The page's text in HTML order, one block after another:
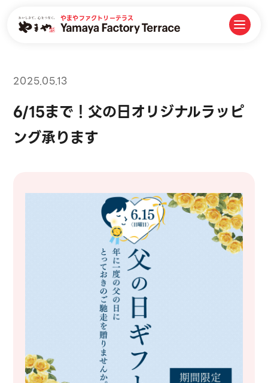
やまやファクトリーテラス
2025.05.13
6/15まで！父の日オリジナルラッピ
ング承ります